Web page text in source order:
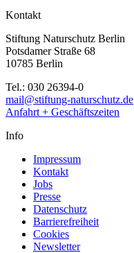
Kontakt
Stiftung Naturschutz Berlin
Potsdamer Straße 68
10785 Berlin
Tel.: 030 26394-0
mail@stiftung-naturschutz.de
Anfahrt + Geschäftszeiten
Info
Impressum
Kontakt
Jobs
Presse
Datenschutz
Barrierefreiheit
Cookies
Newsletter